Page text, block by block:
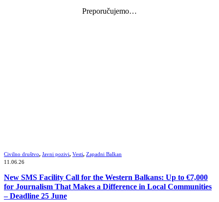
Preporučujemo…
Civilno društvo, Javni pozivi, Vesti, Zapadni Balkan
11.06.26
New SMS Facility Call for the Western Balkans: Up to €7,000
for Journalism That Makes a Difference in Local Communities
– Deadline 25 June